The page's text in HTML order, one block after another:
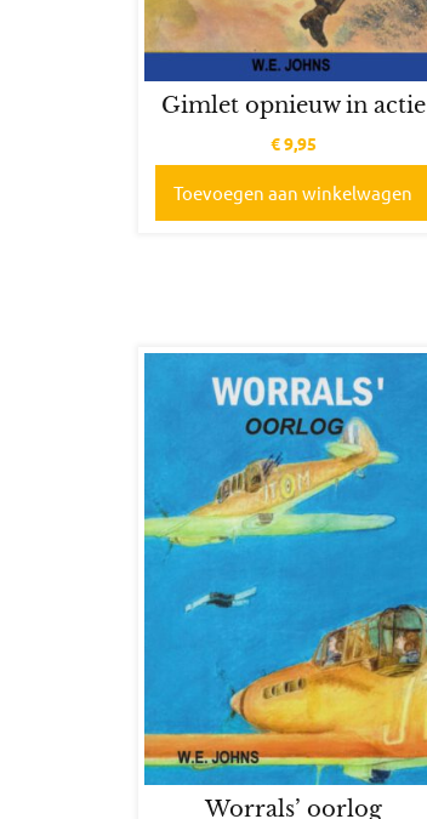
Gimlet opnieuw in actie
€9,95
Toevoegen aan winkelwagen
Worrals’ oorlog